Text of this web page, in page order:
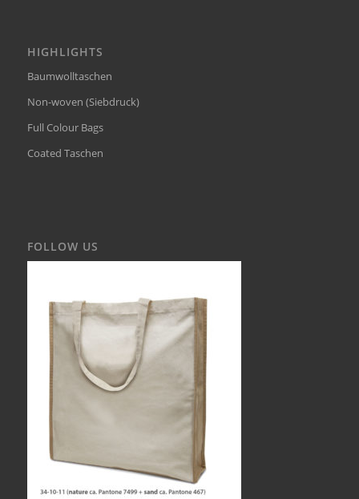
HIGHLIGHTS
Baumwolltaschen
Non-woven (Siebdruck)
Full Colour Bags
Coated Taschen
FOLLOW US